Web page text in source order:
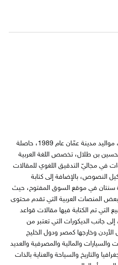
ميس جمال الدويك، العمر 32 عاماً، مواليد مدينة عمّان عام 1989، حاصلة
بن طلال، تخصص اللغة العربية
تمتلك خبرة تزيد عن 4 سنوات في مجاليّ التدقيق اللغوي للمقالات
النصوص، بالإضافة إلى كتابة
سنتان في موقع السوق المفتوح، حيث
المنصات العربية التي تقدم محتوى
تم الكتابة فيها مقالات قواعد
إلى جانب الديكورات التي تعتبر من
الأردن وخارجها كمصر ودول الخليج
والسيارات والمالية والمصرفية والعديد
والتاريخ والسياحة والعناية بالذات